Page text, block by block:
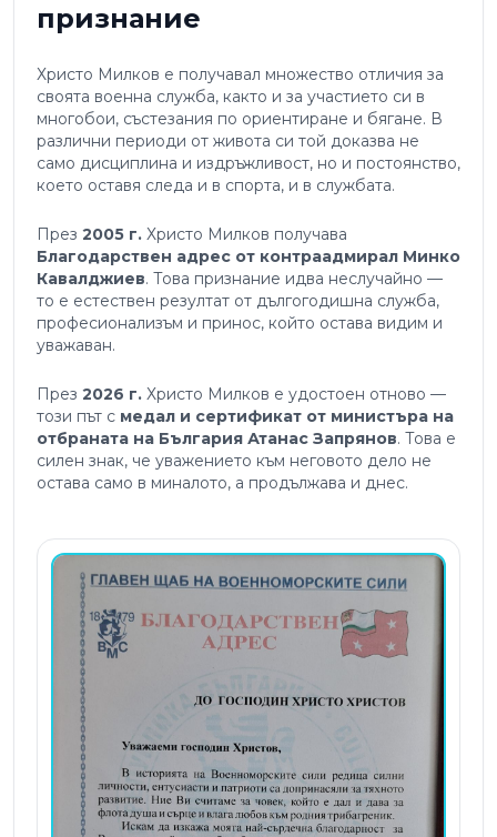
признание
Христо Милков е получавал множество отличия за
своята военна служба, както и за участието си в
многобои, състезания по ориентиране и бягане. В
различни периоди от живота си той доказва не
само дисциплина и издръжливост, но и постоянство,
което оставя следа и в спорта, и в службата.
През 2005 г. Христо Милков получава
Благодарствен адрес от контраадмирал Минко
Кавалджиев. Това признание идва неслучайно —
то е естествен резултат от дългогодишна служба,
професионализъм и принос, който остава видим и
уважаван.
През 2026 г. Христо Милков е удостоен отново —
този път с медал и сертификат от министъра на
отбраната на България Атанас Запрянов. Това е
силен знак, че уважението към неговото дело не
остава само в миналото, а продължава и днес.